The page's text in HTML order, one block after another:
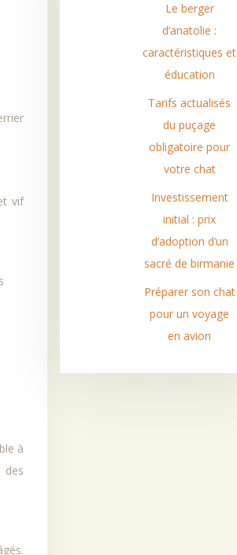
vif
à
des
Le berger
d’anatolie :
caractéristiques et
éducation
Tarifs actualisés
du puçage
obligatoire pour
votre chat
Investissement
initial : prix
d’adoption d’un
sacré de birmanie
Préparer son chat
pour un voyage
en avion